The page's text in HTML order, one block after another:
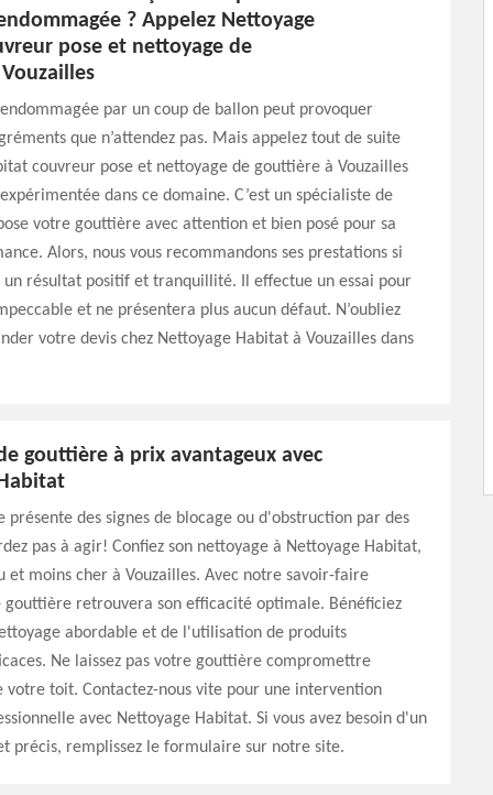
? Appelez Nettoyage
pose et nettoyage de
par un coup de ballon peut provoquer
que n’attendez pas. Mais appelez tout de suite
couvreur pose et nettoyage de gouttière à Vouzailles
dans ce domaine. C’est un spécialiste de
votre gouttière avec attention et bien posé pour sa
Alors, nous vous recommandons ses prestations si
un résultat positif et tranquillité. Il effectue un essai pour
et ne présentera plus aucun défaut. N’oubliez
votre devis chez Nettoyage Habitat à Vouzailles dans
gouttière à prix avantageux avec
présente des signes de blocage ou d'obstruction par des
pas à agir! Confiez son nettoyage à Nettoyage Habitat,
et moins cher à Vouzailles. Avec notre savoir-faire
gouttière retrouvera son efficacité optimale. Bénéficiez
abordable et de l'utilisation de produits
Ne laissez pas votre gouttière compromettre
votre toit. Contactez-nous vite pour une intervention
avec Nettoyage Habitat. Si vous avez besoin d'un
précis, remplissez le formulaire sur notre site.